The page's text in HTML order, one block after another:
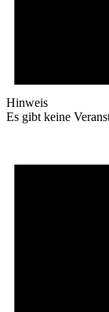
Hinweis
Es gibt keine